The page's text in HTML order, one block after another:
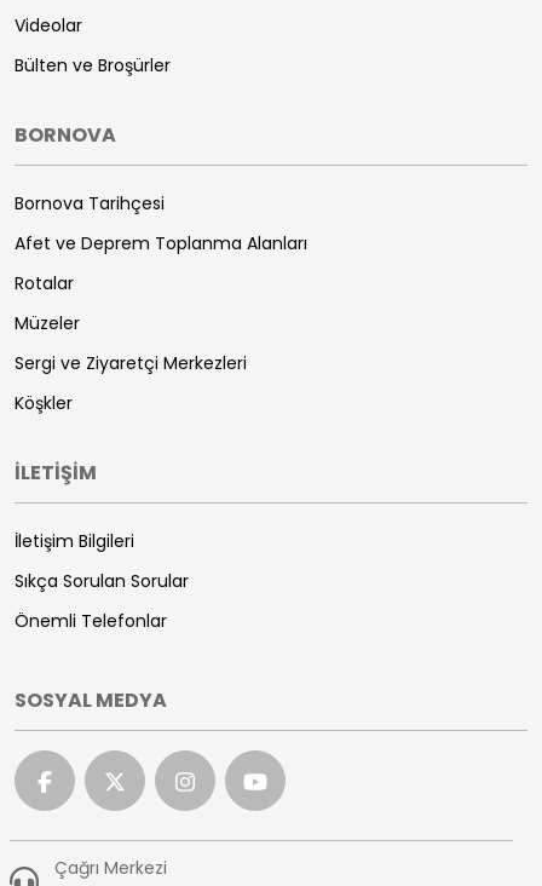
Videolar
Bülten ve Broşürler
BORNOVA
Bornova Tarihçesi
Afet ve Deprem Toplanma Alanları
Rotalar
Müzeler
Sergi ve Ziyaretçi Merkezleri
Köşkler
İLETİŞİM
İletişim Bilgileri
Sıkça Sorulan Sorular
Önemli Telefonlar
SOSYAL MEDYA
Çağrı Merkezi